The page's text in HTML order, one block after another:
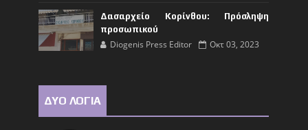
Δασαρχείο Κορίνθου: Πρόσληψη
προσωπικού
Diogenis Press Editor Οκτ 03, 2023
ΔΥΟ ΛΟΓΙΑ